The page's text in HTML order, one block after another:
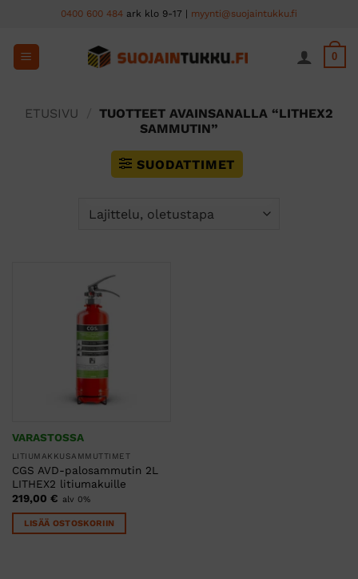
content
0400 600 484 ark klo 9-17 | myynti@suojaintukku.fi
0
ETUSIVU
TUOTTEET AVAINSANALLA “LITHEX2
SAMMUTIN”
SUODATTIMET
VARASTOSSA
LITIUMAKKUSAMMUTTIMET
CGS AVD-palosammutin 2L
LITHEX2 litiumakuille
219,00 € alv 0%
LISÄÄ OSTOSKORIIN